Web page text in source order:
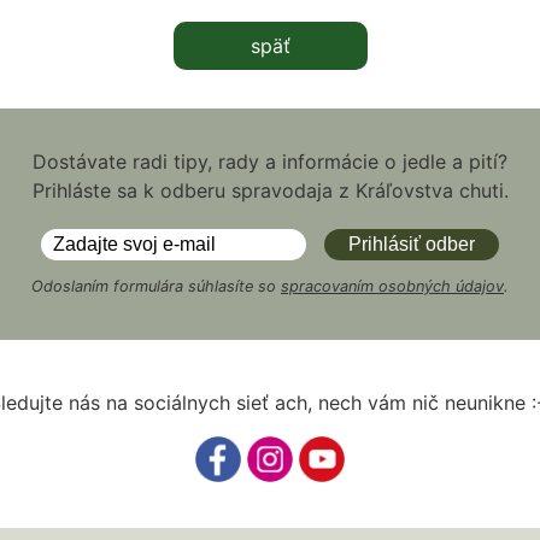
späť
Dostávate radi tipy, rady a informácie o jedle a pití?
Prihláste sa k odberu spravodaja z Kráľovstva chuti.
Odoslaním formulára súhlasíte so spracovaním osobných údajov.
nás na sociálnych sieť ach, nech vám nič neunikne